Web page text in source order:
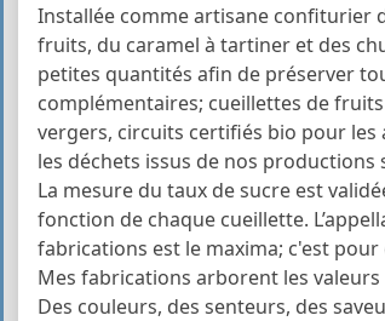
Installée comme artisane confiturier
fruits, du caramel à tartiner et des
petites quantités afin de préserver
complémentaires; cueillettes de
vergers, circuits certifiés bio pour
les déchets issus de nos
La mesure du taux de sucre est
fonction de chaque cueillette.
fabrications est le maxima; c'est
Mes fabrications arborent les
Des couleurs, des senteurs, des